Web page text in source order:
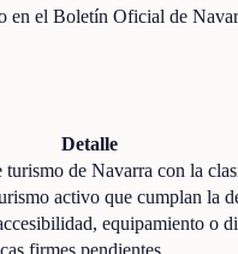
en el Boletín Oficial de
Detalle
de Navarra con la
activo que cumplan la
equipamiento o
firmes pendientes.